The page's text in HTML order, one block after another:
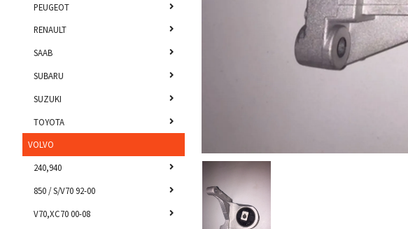
PEUGEOT
RENAULT
SAAB
SUBARU
SUZUKI
TOYOTA
VOLVO
240,940
850 / S/V70 92-00
V70,XC70 00-08